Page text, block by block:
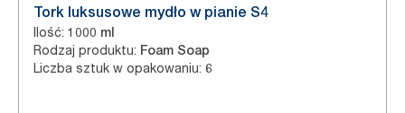
Tork luksusowe mydło w pianie S4
Ilość: 1000 ml
Rodzaj produktu: Foam Soap
Liczba sztuk w opakowaniu: 6